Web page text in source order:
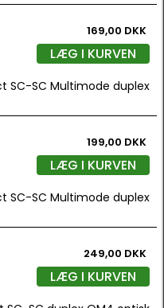
169,00 DKK
LÆG I KURVEN
SC-SC Multimode duplex
199,00 DKK
LÆG I KURVEN
SC-SC Multimode duplex
249,00 DKK
LÆG I KURVEN